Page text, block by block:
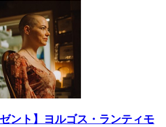
ゼント】ヨルゴス・ランティモ